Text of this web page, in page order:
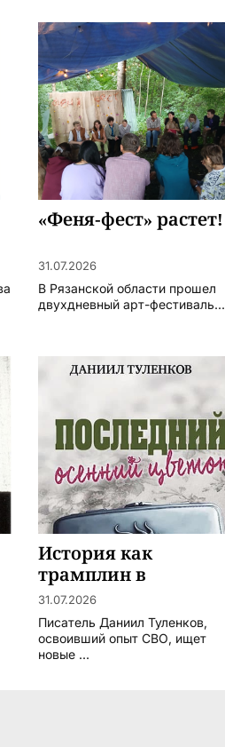
«Феня-фест» растет!
31.07.2026
В Рязанской области прошел
двухдневный арт-фестиваль...
История как
трамплин в
метафизику
31.07.2026
Писатель Даниил Туленков,
освоивший опыт СВО, ищет
новые ...